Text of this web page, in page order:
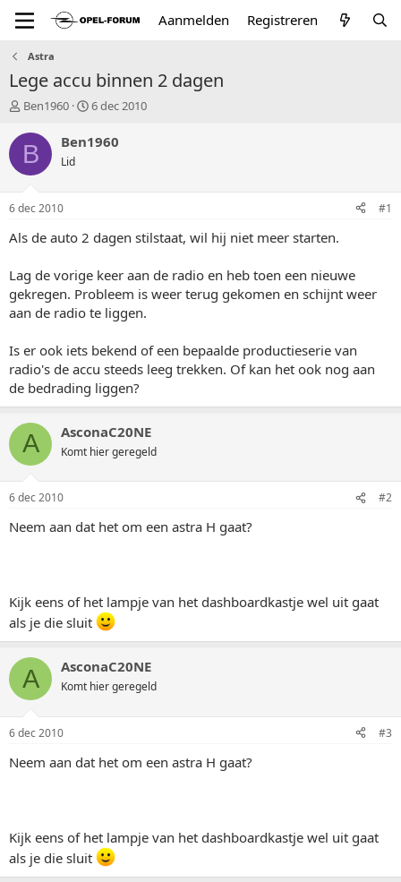
Aanmelden Registreren
Astra
Lege accu binnen 2 dagen
T
p
t
a
r
r
Ben1960
S
a
u
6 dec 2010
B Ben1960
Lid
6 dec 2010 #1
Als de auto 2 dagen stilstaat, wil hij niet meer starten.
Lag de vorige keer aan de radio en heb toen een nieuwe
gekregen. Probleem is weer terug gekomen en schijnt weer
aan de radio te liggen.
Is er ook iets bekend of een bepaalde productieserie van
radio's de accu steeds leeg trekken. Of kan het ook nog aan
de bedrading liggen?
A AsconaC20NE
Komt hier geregeld
6 dec 2010 #2
Neem aan dat het om een astra H gaat?
Kijk eens of het lampje van het dashboardkastje wel uit gaat
als je die sluit
A AsconaC20NE
Komt hier geregeld
6 dec 2010 #3
Neem aan dat het om een astra H gaat?
Kijk eens of het lampje van het dashboardkastje wel uit gaat
als je die sluit